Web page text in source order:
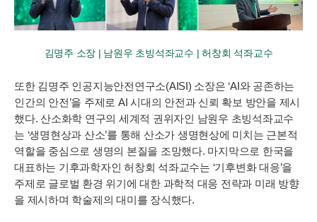
김명주 소장 | 남원우 초빙석좌교수 | 허창회 석좌교수
또한 김명주 인공지능안전연구소(AISI) 소장은 ‘AI와 공존하는
인간의 안전’을 주제로 AI 시대의 안전과 신뢰 확보 방안을 제시
했다. 산소화학 연구의 세계적 권위자인 남원우 초빙석좌교수
는 ‘생명현상과 산소’를 통해 산소가 생명현상에 미치는 근본적
역할을 중심으로 생명의 본질을 조망했다. 마지막으로 한국을
대표하는 기후과학자인 허창회 석좌교수는 ‘기후변화 대응’을
주제로 글로벌 환경 위기에 대한 과학적 대응 전략과 미래 방향
을 제시하며 학술제의 대미를 장식했다.